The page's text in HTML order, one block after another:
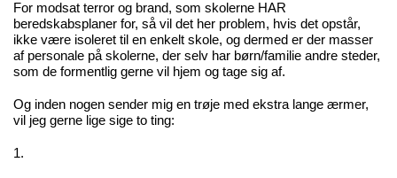
For modsat terror og brand, som skolerne HAR
beredskabsplaner for, så vil det her problem, hvis det opstår,
ikke være isoleret til en enkelt skole, og dermed er der masser
af personale på skolerne, der selv har børn/familie andre steder,
som de formentlig gerne vil hjem og tage sig af.
Og inden nogen sender mig en trøje med ekstra lange ærmer,
vil jeg gerne lige sige to ting:
1.